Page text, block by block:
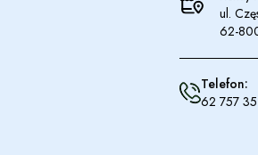
ul.
62-
Telefon:
62 757